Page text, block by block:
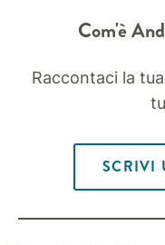
Com'è
Raccontaci la
SCRIVI